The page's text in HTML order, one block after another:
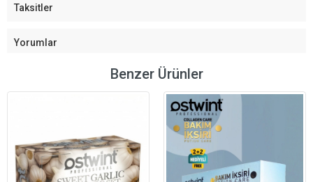
Taksitler
Yorumlar
Benzer Ürünler